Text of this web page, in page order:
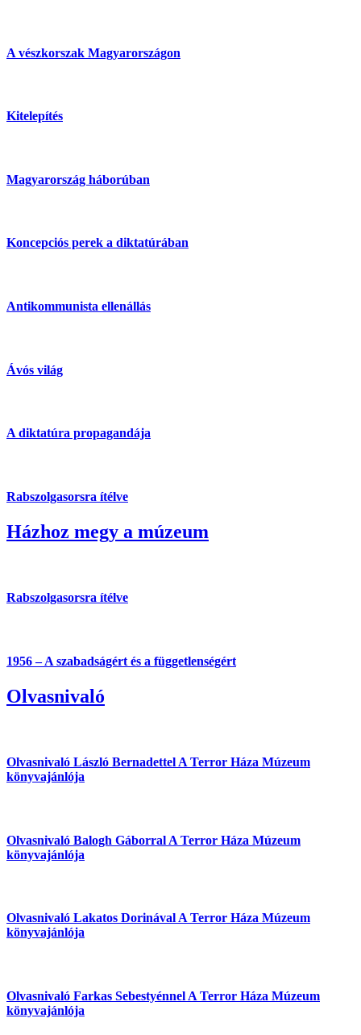
A vészkorszak Magyarországon
Kitelepítés
Magyarország háborúban
Koncepciós perek a diktatúrában
Antikommunista ellenállás
Ávós világ
A diktatúra propagandája
Rabszolgasorsra ítélve
Házhoz megy a múzeum
Rabszolgasorsra ítélve
1956 – A szabadságért és a függetlenségért
Olvasnivaló
Olvasnivaló László Bernadettel A Terror Háza Múzeum
könyvajánlója
Olvasnivaló Balogh Gáborral A Terror Háza Múzeum
könyvajánlója
Olvasnivaló Lakatos Dorinával A Terror Háza Múzeum
könyvajánlója
Olvasnivaló Farkas Sebestyénnel A Terror Háza Múzeum
könyvajánlója